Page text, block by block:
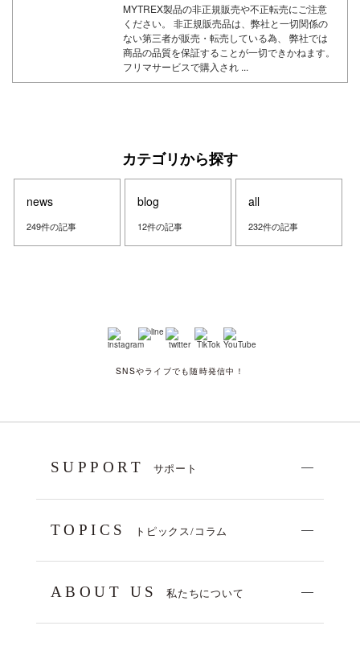
MYTREX製品の非正規販売や不正転売にご注意
ください。 非正規販売品は、弊社と一切関係の
ない第三者が販売・転売している為、 弊社では
商品の品質を保証することが一切できかねます。
フリマサービスで購入され ...
カテゴリから探す
news
249件の記事
blog
12件の記事
all
232件の記事
SNSやライブでも随時発信中！
SUPPORT サポート
TOPICS トピックス/コラム
ABOUT US 私たちについて